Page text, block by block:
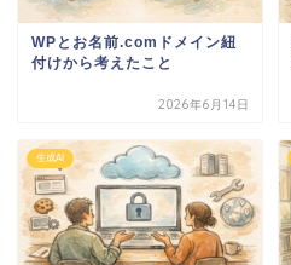
WPとお名前.comドメイン紐
付けから考えたこと
2026年6月14日
生成AI